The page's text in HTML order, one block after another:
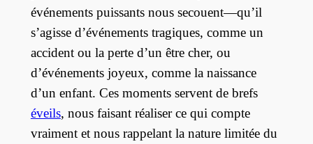
événements puissants nous secouent—qu’il
s’agisse d’événements tragiques, comme un
accident ou la perte d’un être cher, ou
d’événements joyeux, comme la naissance
d’un enfant. Ces moments servent de brefs
éveils, nous faisant réaliser ce qui compte
vraiment et nous rappelant la nature limitée du